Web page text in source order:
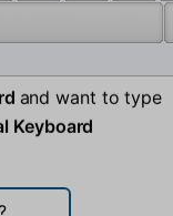
and want to type
Keyboard